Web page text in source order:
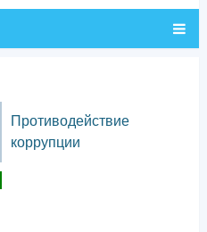
Противодействие
коррупции